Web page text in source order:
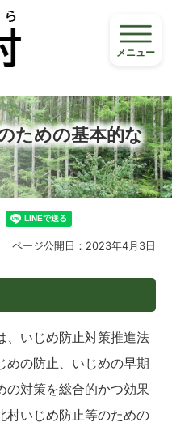
メニュー
ための基本的な
ページ公開日：2023年4月3日
、いじめ防止対策推進法
めの防止、いじめの早期
の対策を総合的かつ効果
村いじめ防止等のための